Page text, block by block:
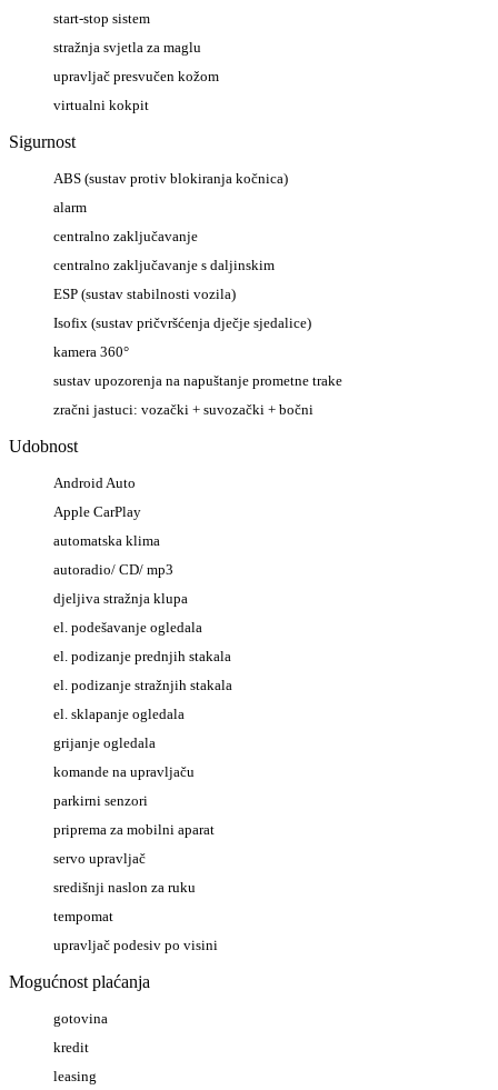
start-stop sistem
stražnja svjetla za maglu
upravljač presvučen kožom
virtualni kokpit
Sigurnost
ABS (sustav protiv blokiranja kočnica)
alarm
centralno zaključavanje
centralno zaključavanje s daljinskim
ESP (sustav stabilnosti vozila)
Isofix (sustav pričvršćenja dječje sjedalice)
kamera 360°
sustav upozorenja na napuštanje prometne trake
zračni jastuci: vozački + suvozački + bočni
Udobnost
Android Auto
Apple CarPlay
automatska klima
autoradio/ CD/ mp3
djeljiva stražnja klupa
el. podešavanje ogledala
el. podizanje prednjih stakala
el. podizanje stražnjih stakala
el. sklapanje ogledala
grijanje ogledala
komande na upravljaču
parkirni senzori
priprema za mobilni aparat
servo upravljač
središnji naslon za ruku
tempomat
upravljač podesiv po visini
Mogućnost plaćanja
gotovina
kredit
leasing